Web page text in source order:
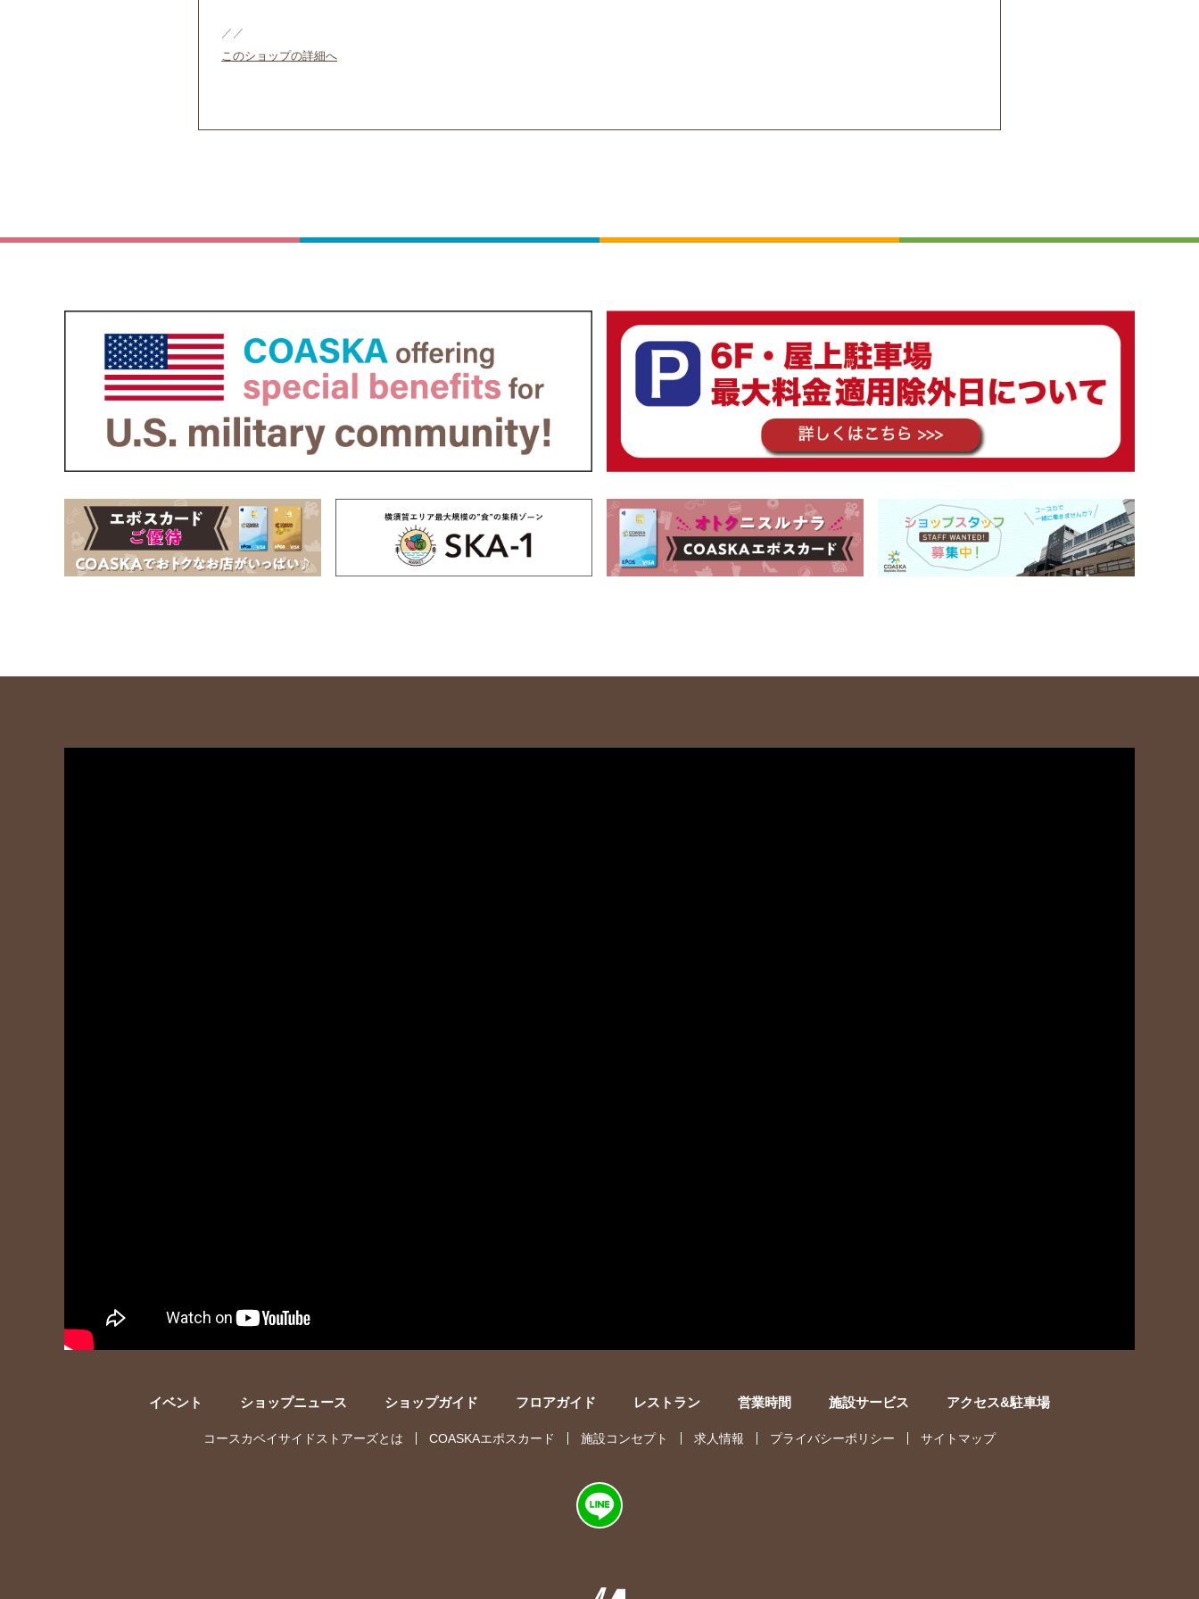
／／
このショップの詳細へ
イベント ショップニュース ショップガイド フロアガイド レストラン 営業時間 施設サービス アクセス&駐車場
コースカベイサイドストアーズとは COASKAエポスカード 施設コンセプト 求人情報 プライバシーポリシー サイトマップ